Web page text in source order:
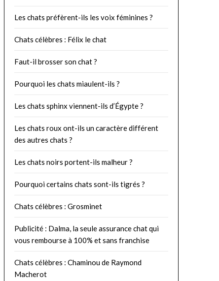
Les chats préfèrent-ils les voix féminines ?
Chats célèbres : Félix le chat
Faut-il brosser son chat ?
Pourquoi les chats miaulent-ils ?
Les chats sphinx viennent-ils d’Égypte ?
Les chats roux ont-ils un caractère différent
des autres chats ?
Les chats noirs portent-ils malheur ?
Pourquoi certains chats sont-ils tigrés ?
Chats célèbres : Grosminet
Publicité : Dalma, la seule assurance chat qui
vous rembourse à 100% et sans franchise
Chats célèbres : Chaminou de Raymond
Macherot